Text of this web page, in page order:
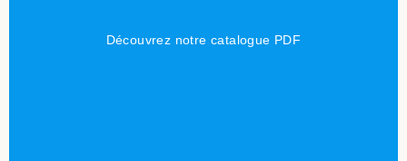
Découvrez notre catalogue PDF